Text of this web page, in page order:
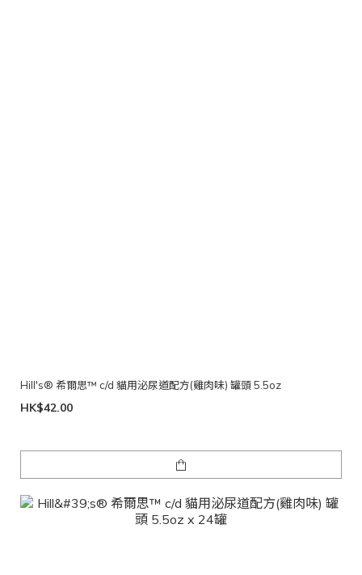
Hill's® 希爾思™ c/d 貓用泌尿道配方(雞肉味) 罐頭 5.5oz
HK$42.00